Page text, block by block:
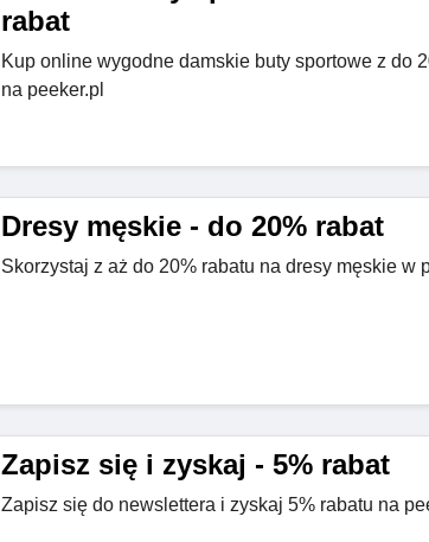
rabat
Kup online wygodne damskie buty sportowe z do
na peeker.pl
Dresy męskie - do 20% rabat
Skorzystaj z aż do 20% rabatu na dresy męskie w
Zapisz się i zyskaj - 5% rabat
Zapisz się do newslettera i zyskaj 5% rabatu na